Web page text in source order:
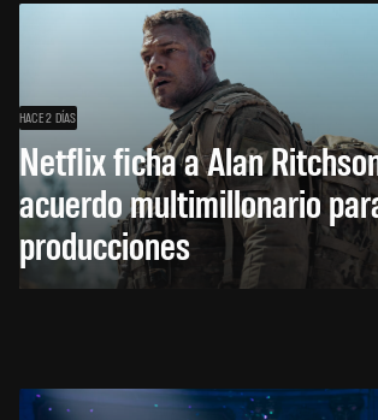
HACE 2 DÍAS
Netflix ficha a Alan
acuerdo multimillonario
producciones